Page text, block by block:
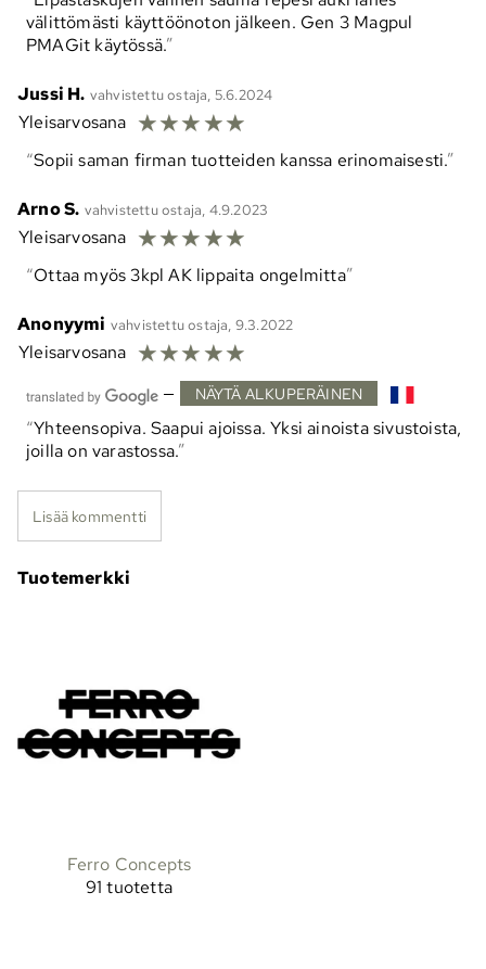
välittömästi käyttöönoton jälkeen. Gen 3 Magpul
PMAGit käytössä.
Jussi H. vahvistettu ostaja, 5.6.2024
Yleisarvosana ☆☆☆☆☆
Sopii saman firman tuotteiden kanssa erinomaisesti.
Arno S. vahvistettu ostaja, 4.9.2023
Yleisarvosana ☆☆☆☆☆
Ottaa myös 3kpl AK lippaita ongelmitta
Anonyymi vahvistettu ostaja, 9.3.2022
Yleisarvosana ☆☆☆☆☆
— NÄYTÄ ALKUPERÄINEN
Yhteensopiva. Saapui ajoissa. Yksi ainoista sivustoista,
joilla on varastossa.
Lisää kommentti
Tuotemerkki
Ferro Concepts
91 tuotetta